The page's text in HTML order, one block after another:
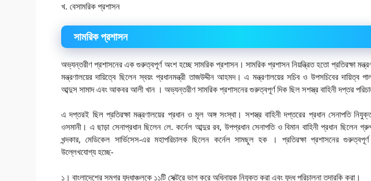
খ. বেসামরিক প্রশাসন
সামরিক প্রশাসন
অভ্যন্তরীণ প্রশাসনের এক গুরুত্বপূর্ণ অংশ হচ্ছে সামরিক প্রশাসন। সামরিক প্রশাসন নিয়ন্ত্রিত হতো প্রতিরক্ষা
মন্ত্রণালয়ের দায়িত্বে ছিলেন স্বয়ং প্রধানমন্ত্রী তাজউদ্দীন আহমদ। এ মন্ত্রণালয়ের সচিব ও উপসচিবের দায়িত্ব
আব্দুস সামাদ এবং আকবর আলী খান । অভ্যন্তরীণ সামরিক প্রশাসনের গুরুত্বপূর্ণ দিক ছিল সশস্ত্র বাহিনী দপ্তর
এ দপ্তরই ছিল প্রতিরক্ষা মন্ত্রণালয়ের প্রধান ও মূল অঙ্গ সংস্থা। সশস্ত্র বাহিনী দপ্তরের প্রধান সেনাপতি
ওসমানী। এ ছাড়া সেনাপ্রধান ছিলেন লে. কর্নেল আব্দুর রব, উপপ্রধান সেনাপতি ও বিমান বাহিনী প্রধান ছিলেন
খন্দকার, মেডিকেল সার্ভিসেস-এর মহাপরিচালক ছিলেন কর্নেল সামছুল হক । প্রতিরক্ষা প্রশাসনের
উল্লেখযোগ্য হচ্ছে-
১। বাংলাদেশের সমগ্র যুদ্ধাঞ্চলকে ১১টি সেক্টরে ভাগ করে অধিনায়ক নিযুক্ত করা এবং যুদ্ধ পরিচালনা তদারকি করা।